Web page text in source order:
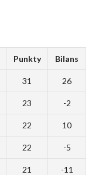
Punkty Bilans
31 26
23 -2
22 10
22 -5
21 -11